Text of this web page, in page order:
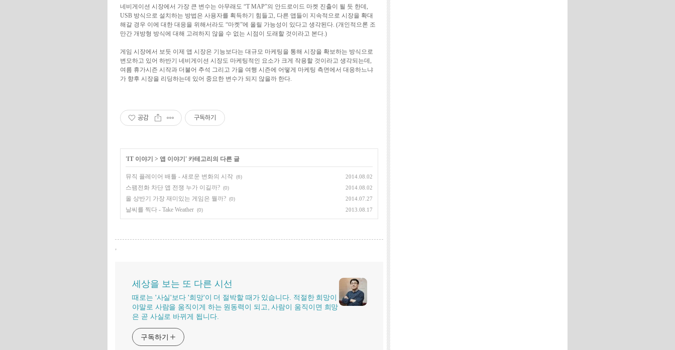
네비게이션 시장에서 가장 큰 변수는 아무래도 “T MAP”의 안드로이드 마켓 진출이 될 듯 한데,
USB 방식으로 설치하는 방법은 사용자를 획득하기 힘들고, 다른 앱들이 지속적으로 시장을 확대
해갈 경우 이에 대한 대응을 위해서라도 “마켓”에 올릴 가능성이 있다고 생각된다. (개인적으론 조
만간 개방형 방식에 대해 고려하지 않을 수 없는 시점이 도래할 것이라고 본다.)
게임 시장에서 보듯 이제 앱 시장은 기능보다는 대규모 마케팅을 통해 시장을 확보하는 방식으로
변모하고 있어 하반기 네비게이션 시장도 마케팅적인 요소가 크게 작용할 것이라고 생각되는데,
여름 휴가시즌 시작과 더불어 추석 그리고 가을 여행 시즌에 어떻게 마케팅 측면에서 대응하느냐
가 향후 시장을 리딩하는데 있어 중요한 변수가 되지 않을까 한다.
공감 구독하기
'IT 이야기 > 앱 이야기 ' 카테고리의 다른 글
뮤직 플레이어 배틀 - 새로운 변화의 시작 (6) 2014.08.02
스팸전화 차단 앱 전쟁 누가 이길까? (0) 2014.08.02
올 상반기 가장 재미있는 게임은 뭘까? (0) 2014.07.27
날씨를 찍다 - Take Weather (0) 2013.08.17
,
세상을 보는 또 다른 시선
때로는 '사실'보다 '희망'이 더 절박할 때가 있습니다. 적절한 희망이
야말로 사람을 움직이게 하는 원동력이 되고, 사람이 움직이면 희망
은 곧 사실로 바뀌게 됩니다.
구독하기